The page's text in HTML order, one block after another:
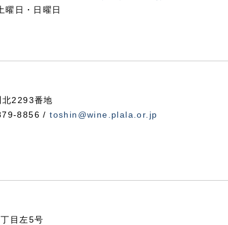
日・日曜日
2293番地
8856 /toshin@wine.plala.or.jp
目左5号